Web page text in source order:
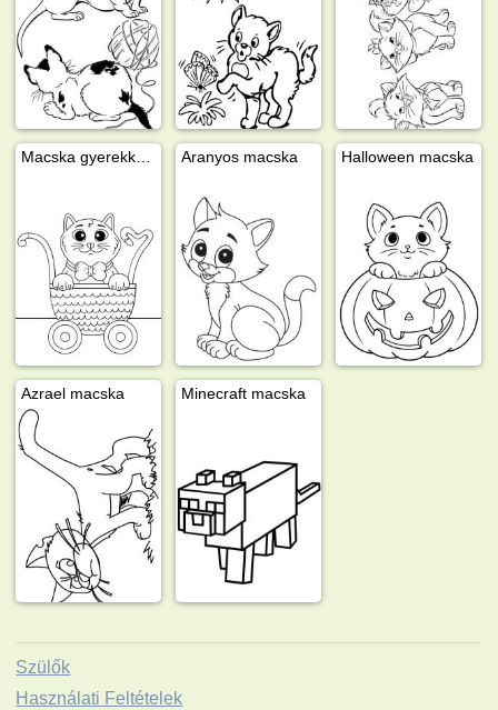
Aranyos macska Halloween macska
Azrael macska Minecraft macska
Szülők
Használati Feltételek